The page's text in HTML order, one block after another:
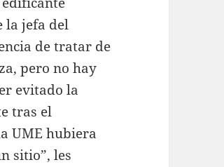
la jefa del
de tratar de
pero no hay
evitado la
tras el
UME hubiera
sitio”, les